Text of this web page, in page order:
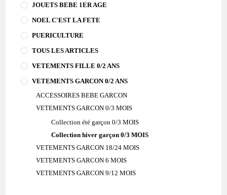
JOUETS BEBE 1ER AGE
NOEL C'EST LA FETE
PUERICULTURE
TOUS LES ARTICLES
VETEMENTS FILLE 0/2 ANS
VETEMENTS GARCON 0/2 ANS
ACCESSOIRES BEBE GARCON
VETEMENTS GARCON 0/3 MOIS
Collection été garçon 0/3 MOIS
Collection hiver garçon 0/3 MOIS
VETEMENTS GARCON 18/24 MOIS
VETEMENTS GARCON 6 MOIS
VETEMENTS GARCON 9/12 MOIS